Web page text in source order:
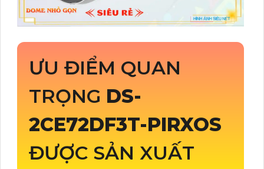
ƯU ĐIỂM QUAN
TRỌNG DS-
2CE72DF3T-PIRXOS
ĐƯỢC SẢN XUẤT